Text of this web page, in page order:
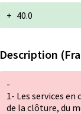
+ 40.0
Description
-
1- Les services
de la clôture, du